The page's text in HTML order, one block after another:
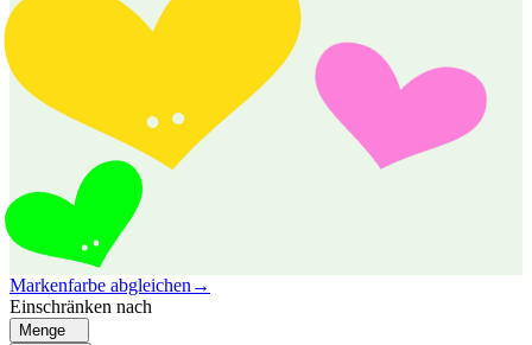
Markenfarbe abgleichen →
Einschränken nach
Menge